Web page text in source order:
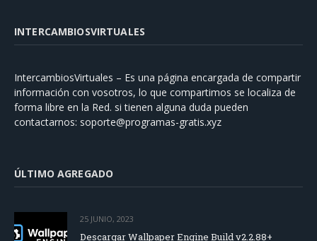
INTERCAMBIOSVIRTUALES
IntercambiosVirtuales – Es una página encargada de compartir
información con vosotros, lo que compartimos se localiza de
forma libre en la Red. si tienen alguna duda pueden
contactarnos: soporte@programas-gratis.xyz
ÚLTIMO AGREGADO
25 JUNIO, 2023
Descargar Wallpaper Engine Build v2.2.88+